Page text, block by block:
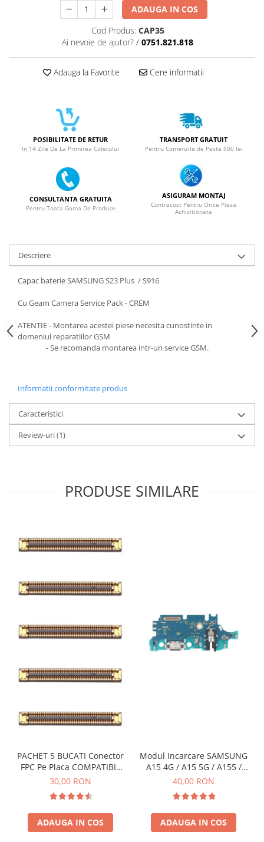
SERIA 16
Ecrane Pentru MOTOROLA
MOTOROLA COMPATIBILE
MOTOROLA SERVICE PACK
XIAOMI COMPATIBILE
XIAOMI SERVICE PACK
Ecrane Pentru NOKIA
NOKIA COMPATIBILE
VIVO COMPATIBILE
Ecrane Pentru OPPO
OPPO SERVICE PACK
Ecrane Pentru REALME
REALME COMPATIBILE
REALME SERVICE PACK
Ecrane Pentru DOOGEE
Ecrane Pentru LENOVO
ECRANE LENOVO COMPATIBILE
INFINIX COMPATIBILE
Boxe Portabile
Carduri de memorie
PowerBank
Stick-uri USB
Ecrane COMPATIBILE pentru
HUAWEI
HUAWEI COMPATIBILE
HUAWEI SERVICE PACK
ACUMULATORI
Acumulatori Pentru Motorola
ADAUGA IN COS
Cod Produs: CAP35
Ai nevoie de ajutor? / 0751.821.818
Adauga la Favorite Cere informatii
POSIBILITATE DE RETUR
In 14 Zile De La Primirea Coletului
TRANSPORT GRATUIT
Pentru Comenzile de Peste 500 lei
CONSULTANTA GRATUITA
Pentru Toata Gama De Produse
ASIGURAM MONTAJ
Contracost Pentru Orice Piesa
Achizitionata
Descriere
Capac baterie SAMSUNG S23 Plus / S916
Cu Geam Camera Service Pack - CREM
ATENTIE - Montarea acestei piese necesita cunostinte in
domeniul reparatiilor GSM
- Se recomanda montarea intr-un service GSM.
Informatii conformitate produs
Caracteristici
Review-uri(1)
PRODUSE SIMILARE
PACHET 5 BUCATI Conector
FPC Pe Placa COMPATIBIL
Cu SAMSUNG 2X39 PINI
30,00 RON
ADAUGA IN COS
Modul Incarcare SAMSUNG
A15 4G / A15 5G / A155 /
A156 / M15 / M156 - Service
40,00 RON
ADAUGA IN COS